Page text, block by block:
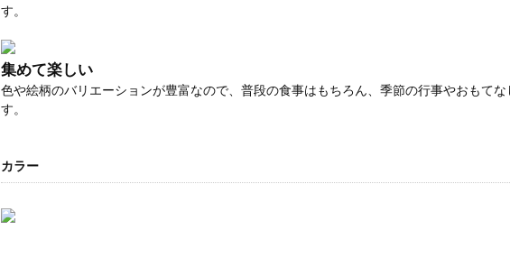
す。
集めて楽しい
色や絵柄のバリエーションが豊富なので、普段の食事はもちろん、季節の行事やおもて
す。
カラー